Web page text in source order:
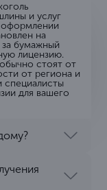
и услуг
на
бумажный
лицензию.
стоят от
от региона и
специалисты
для вашего